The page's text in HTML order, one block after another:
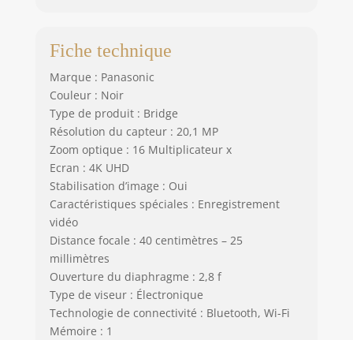
Fiche technique
Marque : Panasonic
Couleur : Noir
Type de produit : Bridge
Résolution du capteur : 20,1 MP
Zoom optique : 16 Multiplicateur x
Ecran : 4K UHD
Stabilisation d’image : Oui
Caractéristiques spéciales : Enregistrement
vidéo
Distance focale : 40 centimètres – 25
millimètres
Ouverture du diaphragme : 2,8 f
Type de viseur : Électronique
Technologie de connectivité : Bluetooth, Wi-Fi
Mémoire : 1